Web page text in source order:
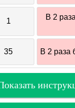
1
В 2
35 В 2 раза